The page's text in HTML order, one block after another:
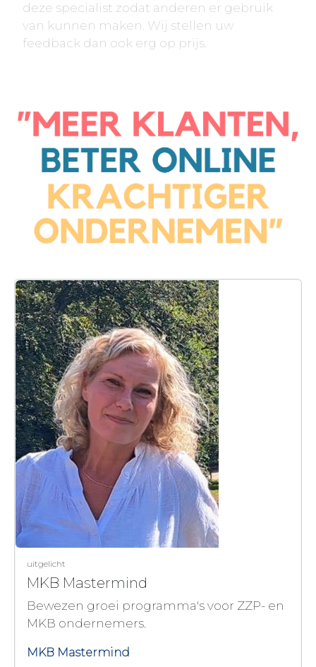
deze specialist zodat anderen er gebruik
van kunnen maken. Wij stellen uw
feedback dan ook erg op prijs.
uitgelicht
MKB Mastermind
Bewezen groei programma's voor ZZP- en
MKB ondernemers.
MKB Mastermind